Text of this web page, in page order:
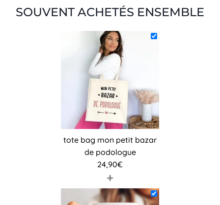
SOUVENT ACHETÉS ENSEMBLE
tote bag mon petit bazar
de podologue
24,90€
+